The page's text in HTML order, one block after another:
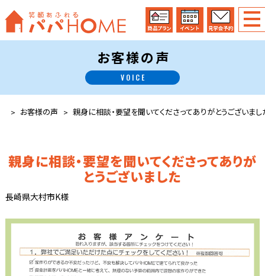
お客様の声
VOICE
お客様の声 親身に相談・要望を聞いてくださってありがとうございまし
親身に相談・要望を聞いてくださってありが
とうございました
長崎県大村市K様